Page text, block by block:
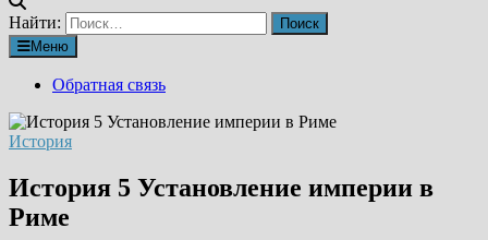
Найти:
Меню
Обратная связь
История
История 5 Установление империи в
Риме